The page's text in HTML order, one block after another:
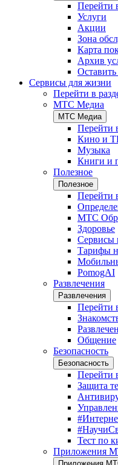
Перейти
Услуги
Акции
Зона
Карта
Архив
Оставить
Сервисы для жизни
Перейти в
МТС Медиа
МТС Медиа
Перейти
Кино и
Музыка
Книги и
Полезное
Полезное
Перейти
МТС
Здоровье
Сервисы
Тарифы
PomogAI
Развлечения
Развлечения
Перейти
Общение
Безопасность
Безопасность
Перейти
Защита
Тест по
Приложения